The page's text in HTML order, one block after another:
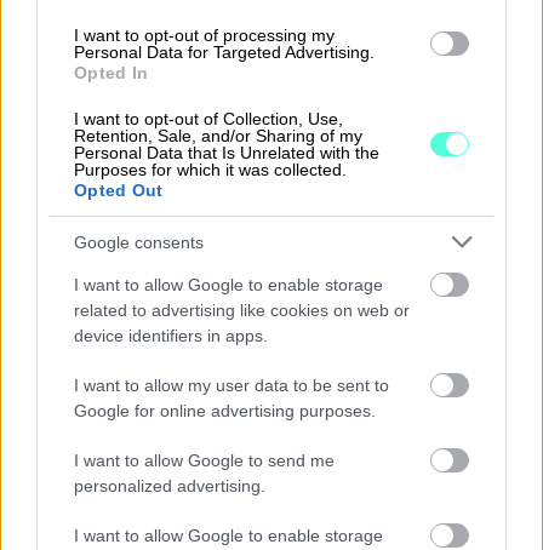
I want to opt-out of processing my
Personal Data for Targeted Advertising.
Opted In
I want to opt-out of Collection, Use,
Retention, Sale, and/or Sharing of my
Personal Data that Is Unrelated with the
Purposes for which it was collected.
Opted Out
Google consents
I want to allow Google to enable storage
related to advertising like cookies on web or
device identifiers in apps.
I want to allow my user data to be sent to
Google for online advertising purposes.
I want to allow Google to send me
personalized advertising.
I want to allow Google to enable storage
Tilaukset, tilausvahvistukset ja
automaattisesti.
Finago Apix vastaanottaa ja välittää sähköiset
sanomat turvallisesti ja tehokkaasti sinun yrityksesi
ja ostajasi välillä.
Nopeuttaa koko hankintaketjua ja
pienyrityksille.
Helppo liittyminen verkostoon. Peppol-
palveluntarjoajat huolehtivat teknisestä yhteydestä
omaa integraatiota. Käyttöönotto on nopeaa ja